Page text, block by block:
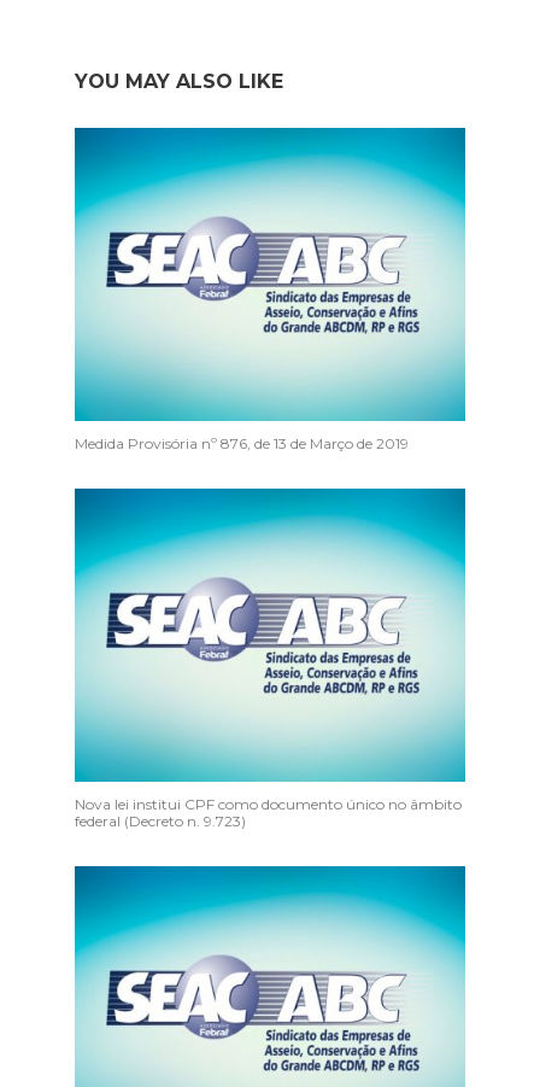
YOU MAY ALSO LIKE
Medida Provisória nº 876, de 13 de Março de 2019
Nova lei institui CPF como documento único no âmbito
federal (Decreto n. 9.723)